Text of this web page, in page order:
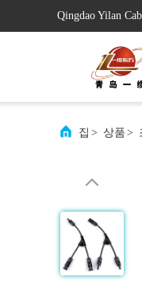
Qingdao Yilan
집 > 상품 >